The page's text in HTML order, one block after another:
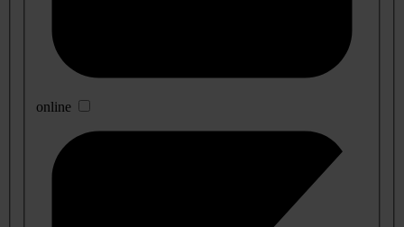
online